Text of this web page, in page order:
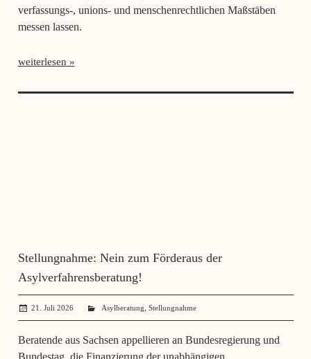
verfassungs-, unions- und menschenrechtlichen Maßstäben
messen lassen.
weiterlesen
Stellungnahme: Nein zum Förderaus der
Asylverfahrensberatung!
21. Juli 2026 SerhiiSvynarets
Asylberatung, Stellungnahme
Beratende aus Sachsen appellieren an Bundesregierung und
Bundestag, die Finanzierung der unabhängigen